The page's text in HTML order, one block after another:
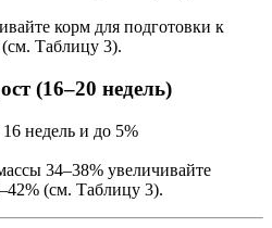
корм для подготовки к
Таблицу 3).
(16–20 недель)
недель и до 5%
34–38% увеличивайте
(см. Таблицу 3).